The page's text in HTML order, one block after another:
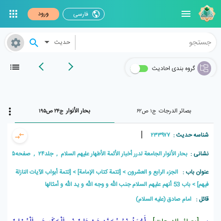
فارسی ورود
حدیث
گروه بندی احادیث
بصائر الدرجات ج۱ ص۶۲ بحار الأنوار ج۲۴ ص۱۹۵
شناسه حدیث : ۲۳۳۹۷۷ |
نشانی : بحار الأنوار الجامعة لدرر أخبار الأئمة الأطهار علیهم السلام , جلد۲۴ , صفحه۱۹۵
عنوان باب : الجزء الرابع و العشرون [تتمة كتاب الإمامة]
[تتمة أبواب الآيات النازلة
فيهم]
باب 53 أنهم عليهم السلام جنب الله و وجه الله و يد الله و أمثالها
قائل : امام صادق (علیه السلام)